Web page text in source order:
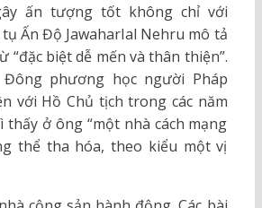
ấn tượng tốt không chỉ với
Ấn Độ Jawaharlal Nehru mô tả
“đặc biệt dễ mến và thân thiện”.
Đông phương học người Pháp
với Hồ Chủ tịch trong các năm
thấy ở ông “một nhà cách mạng
thể tha hóa, theo kiểu một vị